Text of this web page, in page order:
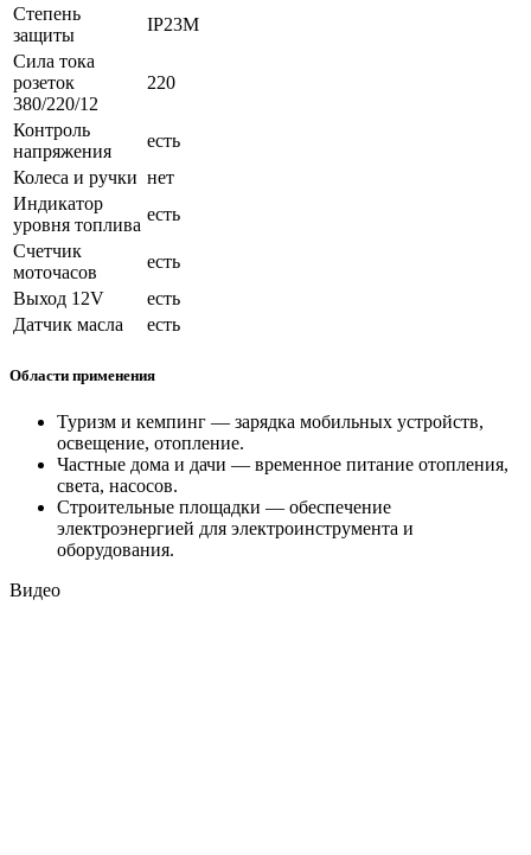
Степень
защиты
IP23M
Сила тока
розеток
380/220/12
220
Контроль
напряжения
есть
Колеса и ручки нет
Индикатор
уровня топлива
есть
Счетчик
моточасов
есть
Выход 12V
есть
Датчик масла
есть
Области применения
Туризм и кемпинг — зарядка мобильных устройств,
освещение, отопление.
Частные дома и дачи — временное питание отопления,
света, насосов.
Строительные площадки — обеспечение
электроэнергией для электроинструмента и
оборудования.
Видео